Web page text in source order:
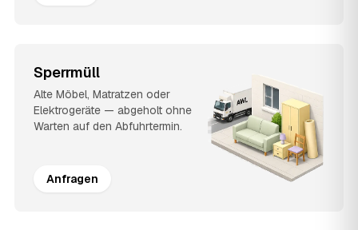
Sperrmüll
Alte Möbel, Matratzen oder
Elektrogeräte — abgeholt ohne
Warten auf den Abfuhrtermin.
Anfragen